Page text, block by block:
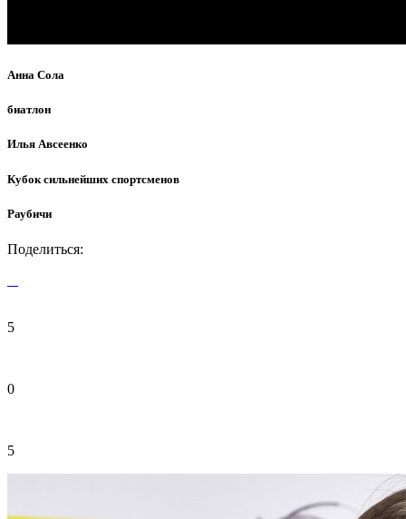
Анна Сола
биатлон
Илья Авсеенко
Кубок сильнейших спортсменов
Раубичи
Поделиться:
5
0
5